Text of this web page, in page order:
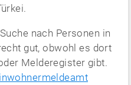
nach Personen in
gut, obwohl es dort
Melderegister gibt.